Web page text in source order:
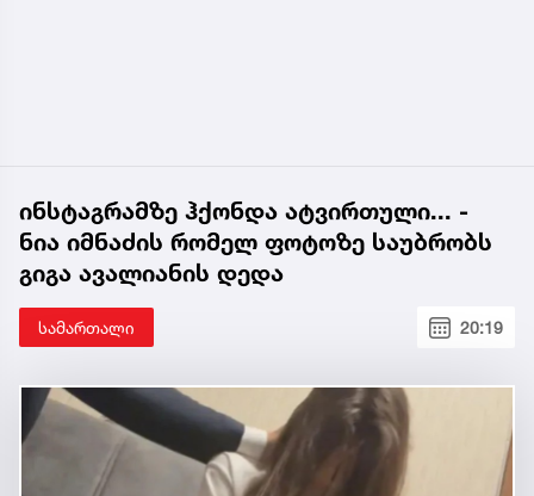
ინსტაგრამზე ჰქონდა ატვირთული... -
ნია იმნაძის რომელ ფოტოზე საუბრობს
გიგა ავალიანის დედა
სამართალი 20:19